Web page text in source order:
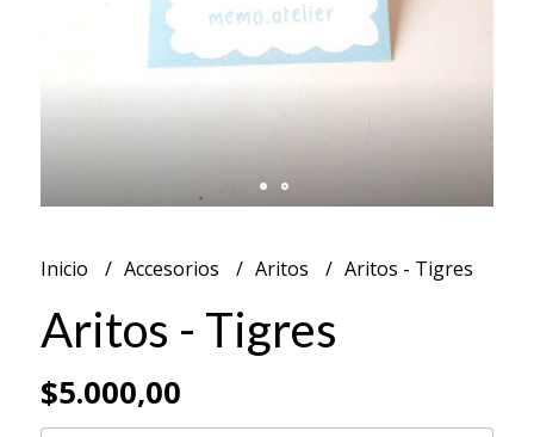
Inicio Accesorios Aritos Aritos - Tigres
Aritos - Tigres
$5.000,00